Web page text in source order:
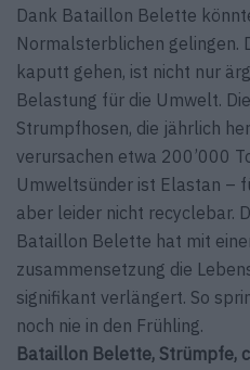
Dank Bataillon Belette
Normalsterblichen gelingen.
kaputt gehen, ist nicht nur
Belastung für die Umwelt.
Strumpfhosen, die jährlich
verursachen etwa 200’000
Umweltsünder ist Elastan –
aber leider nicht recyclebar.
Bataillon Belette hat mit
zusammensetzung die
signifikant verlängert. So
noch nie in den Frühling.
Bataillon Belette, Strümpfe,